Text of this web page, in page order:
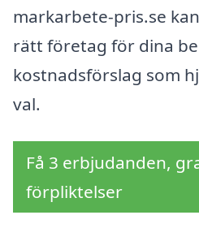
markarbete-pris.se
rätt företag för dina
kostnadsförslag som
val.
Få 3 erbjudanden,
förpliktelser